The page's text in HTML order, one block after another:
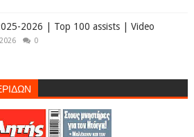
2026 | Top 100 assists | Video
0